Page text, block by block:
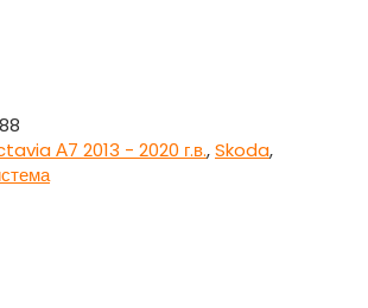
А7 2013 - 2020 г.в.,Skoda,